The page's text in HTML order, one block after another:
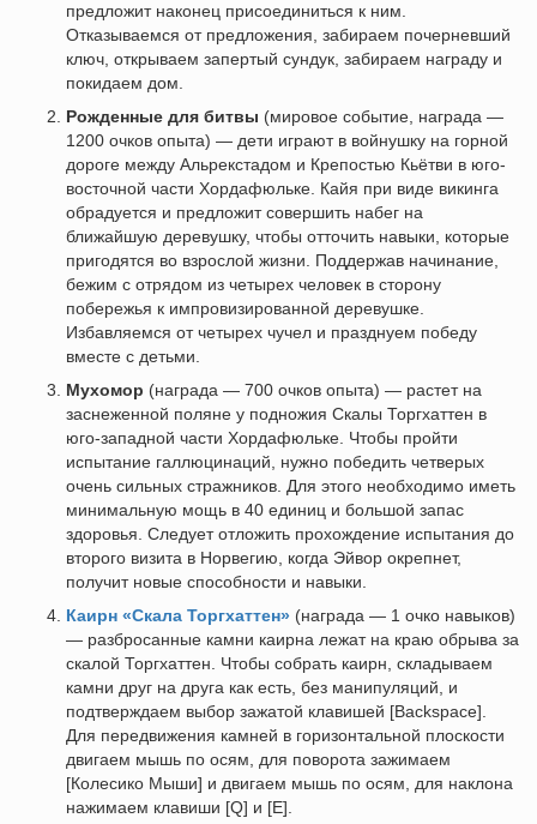
предложит наконец присоединиться к ним.
Отказываемся от предложения, забираем почерневший
ключ, открываем запертый сундук, забираем награду и
покидаем дом.
Рожденные для битвы (мировое событие, награда —
1200 очков опыта) — дети играют в войнушку на горной
дороге между Альрекстадом и Крепостью Кьётви в юго-
восточной части Хордафюльке. Кайя при виде викинга
обрадуется и предложит совершить набег на
ближайшую деревушку, чтобы отточить навыки, которые
пригодятся во взрослой жизни. Поддержав начинание,
бежим с отрядом из четырех человек в сторону
побережья к импровизированной деревушке.
Избавляемся от четырех чучел и празднуем победу
вместе с детьми.
Мухомор (награда — 700 очков опыта) — растет на
заснеженной поляне у подножия Скалы Торгхаттен в
юго-западной части Хордафюльке. Чтобы пройти
испытание галлюцинаций, нужно победить четверых
очень сильных стражников. Для этого необходимо иметь
минимальную мощь в 40 единиц и большой запас
здоровья. Следует отложить прохождение испытания до
второго визита в Норвегию, когда Эйвор окрепнет,
получит новые способности и навыки.
Каирн «Скала Торгхаттен» (награда — 1 очко навыков)
— разбросанные камни каирна лежат на краю обрыва за
скалой Торгхаттен. Чтобы собрать каирн, складываем
камни друг на друга как есть, без манипуляций, и
подтверждаем выбор зажатой клавишей [Backspace].
Для передвижения камней в горизонтальной плоскости
двигаем мышь по осям, для поворота зажимаем
[Колесико Мыши] и двигаем мышь по осям, для наклона
нажимаем клавиши [Q] и [E].